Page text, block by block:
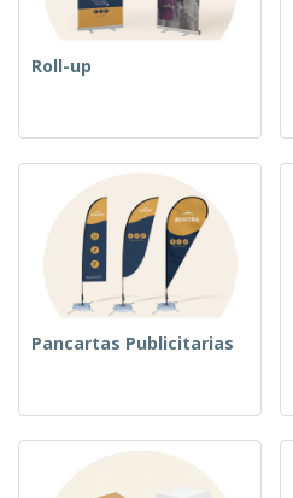
Roll-up
Pancartas Publicitarias